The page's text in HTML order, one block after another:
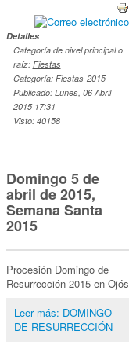
Detalles
Categoría de nivel principal o
raíz: Fiestas
Categoría: Fiestas-2015
Publicado: Lunes, 06 Abril
2015 17:31
Visto: 40158
Domingo 5 de
abril de 2015,
Semana Santa
2015
Procesión Domingo de
Resurrección 2015 en Ojós
Leer más: DOMINGO
DE RESURRECCIÓN